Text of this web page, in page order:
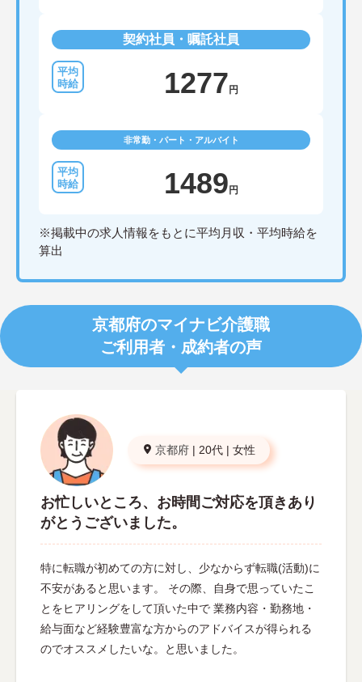
契約社員・嘱託社員
1277円
非常勤・パート・アルバイト
1489円
※掲載中の求人情報をもとに平均月収・平均時給を
算出
京都府のマイナビ介護職
ご利用者・成約者の声
京都府 | 20代 | 女性
お忙しいところ、お時間ご対応を頂きあり
がとうございました。
特に転職が初めての方に対し、少なからず転職(活動)に
不安があると思います。 その際、自身で思っていたこ
とをヒアリングをして頂いた中で 業務内容・勤務地・
給与面など経験豊富な方からのアドバイスが得られる
のでオススメしたいな。と思いました。